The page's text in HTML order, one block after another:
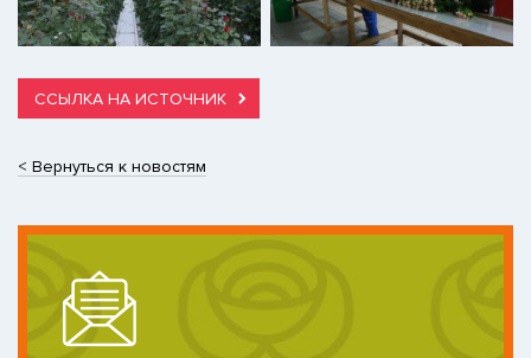
ССЫЛКА НА ИСТОЧНИК
< Вернуться к новостям